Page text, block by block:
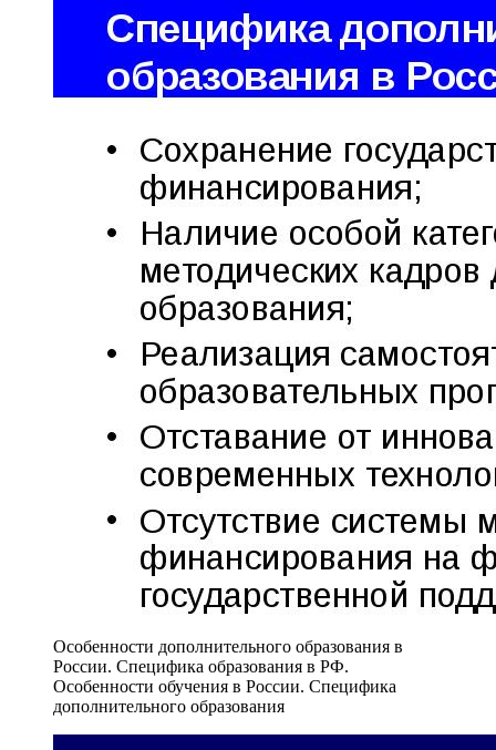
Особенности дополнительного образования в
России. Специфика образования в РФ.
Особенности обучения в России. Специфика
дополнительного образования